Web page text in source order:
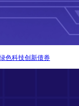
色科技创新债券